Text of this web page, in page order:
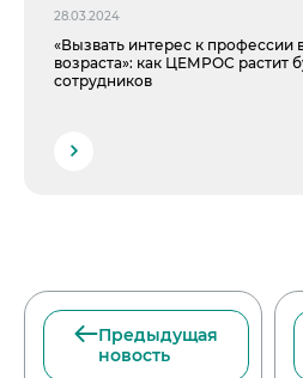
28.03.2024
«Вызвать интерес к профессии
возраста»: как ЦЕМРОС растит
сотрудников
Предыдущая
новость